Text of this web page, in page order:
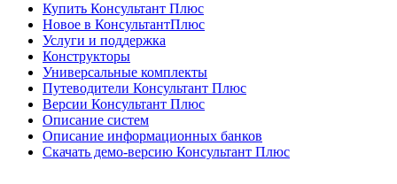
Купить Консультант Плюс
Новое в КонсультантПлюс
Услуги и поддержка
Конструкторы
Универсальные комплекты
Путеводители Консультант Плюс
Версии Консультант Плюс
Описание систем
Описание информационных банков
Скачать демо-версию Консультант Плюс